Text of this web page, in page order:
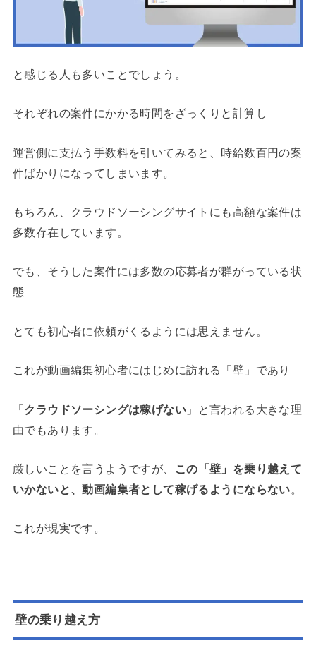
と感じる人も多いことでしょう。
それぞれの案件にかかる時間をざっくりと計算し
運営側に支払う手数料を引いてみると、時給数百円の案
件ばかりになってしまいます。
もちろん、クラウドソーシングサイトにも高額な案件は
多数存在しています。
でも、そうした案件には多数の応募者が群がっている状
態
とても初心者に依頼がくるようには思えません。
これが動画編集初心者にはじめに訪れる「壁」 であり
「クラウドソーシングは稼げない 」と言われる大きな理
由でもあります。
厳しいことを言うようですが、
この「壁」を乗り越えて
いかないと、動画編集者として稼げるようにならない。
これが現実です。
壁の乗り越え方